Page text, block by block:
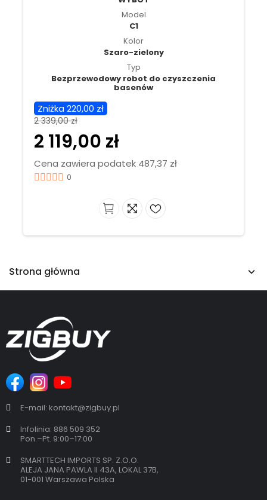
Strona główna
Model
C1
Kolor
Szaro-zielony
Typ
Bezprzewodowy robot do czyszczenia
basenów
Zniżka 220,00 zł
2 339,00 zł
2 119,00 zł
Cena zawiera podatek 487,37 zł
0
E-mail: kontakt@zigbuy.pl
Infolinia: 886 509 352
Pon.–Pt. 9:00–17:00
SMARTTECH IMPORTS SP. Z.O.O.
ALEJA JANA PAWLA II 43A, LOKAL 37B,
01-001 Warszawa Polska